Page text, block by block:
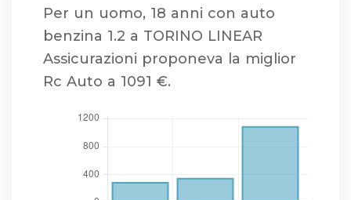
Per un uomo, 18 anni con auto
benzina 1.2 a TORINO LINEAR
Assicurazioni proponeva la miglior
Rc Auto a 1091 €.